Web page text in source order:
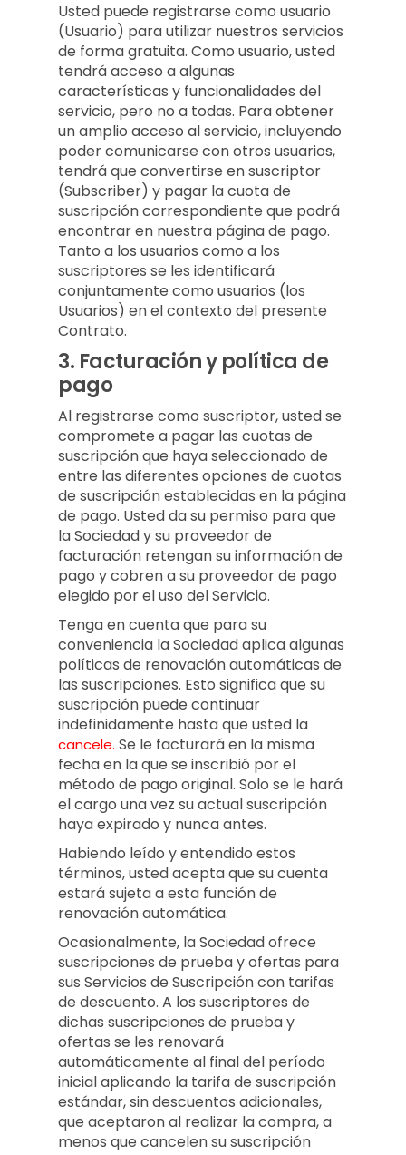
Usted puede registrarse como usuario
(Usuario) para utilizar nuestros servicios
de forma gratuita. Como usuario, usted
tendrá acceso a algunas
características y funcionalidades del
servicio, pero no a todas. Para obtener
un amplio acceso al servicio, incluyendo
poder comunicarse con otros usuarios,
tendrá que convertirse en suscriptor
(Subscriber) y pagar la cuota de
suscripción correspondiente que podrá
encontrar en nuestra página de pago.
Tanto a los usuarios como a los
suscriptores se les identificará
conjuntamente como usuarios (los
Usuarios) en el contexto del presente
Contrato.
3. Facturación y política de
pago
Al registrarse como suscriptor, usted se
compromete a pagar las cuotas de
suscripción que haya seleccionado de
entre las diferentes opciones de cuotas
de suscripción establecidas en la página
de pago. Usted da su permiso para que
la Sociedad y su proveedor de
facturación retengan su información de
pago y cobren a su proveedor de pago
elegido por el uso del Servicio.
Tenga en cuenta que para su
conveniencia la Sociedad aplica algunas
políticas de renovación automáticas de
las suscripciones. Esto significa que su
suscripción puede continuar
indefinidamente hasta que usted la
cancele. Se le facturará en la misma
fecha en la que se inscribió por el
método de pago original. Solo se le hará
el cargo una vez su actual suscripción
haya expirado y nunca antes.
Habiendo leído y entendido estos
términos, usted acepta que su cuenta
estará sujeta a esta función de
renovación automática.
Ocasionalmente, la Sociedad ofrece
suscripciones de prueba y ofertas para
sus Servicios de Suscripción con tarifas
de descuento. A los suscriptores de
dichas suscripciones de prueba y
ofertas se les renovará
automáticamente al final del período
inicial aplicando la tarifa de suscripción
estándar, sin descuentos adicionales,
que aceptaron al realizar la compra, a
menos que cancelen su suscripción